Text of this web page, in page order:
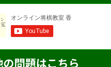
の問題はこちら